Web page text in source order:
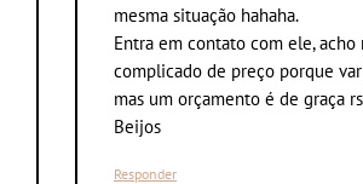
mesma situação hahaha.
Entra em contato com ele, acho
complicado de preço porque
mas um orçamento é de graça
Beijos
Responder